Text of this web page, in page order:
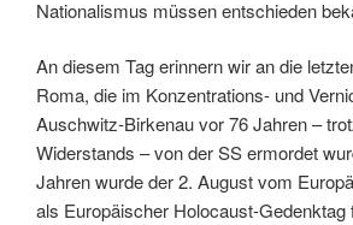
Nationalismus müssen entschieden
An diesem Tag erinnern wir an die
Roma, die im Konzentrations- und
Auschwitz-Birkenau vor 76 Jahren –
Widerstands – von der SS ermordet
Jahren wurde der 2. August vom
als Europäischer Holocaust-Gedenktag